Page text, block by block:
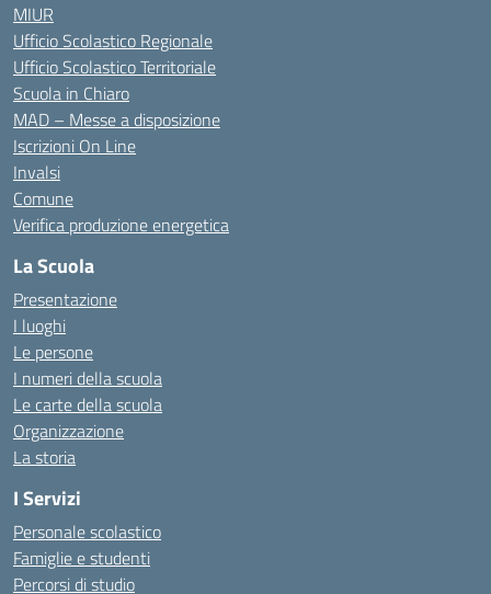
MIUR
Ufficio Scolastico Regionale
Ufficio Scolastico Territoriale
Scuola in Chiaro
MAD – Messe a disposizione
Iscrizioni On Line
Invalsi
Comune
Verifica produzione energetica
La Scuola
Presentazione
I luoghi
Le persone
I numeri della scuola
Le carte della scuola
Organizzazione
La storia
I Servizi
Personale scolastico
Famiglie e studenti
Percorsi di studio